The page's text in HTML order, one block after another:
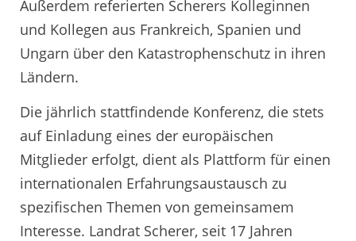
Außerdem referierten Scherers Kolleginnen
und Kollegen aus Frankreich, Spanien und
Ungarn über den Katastrophenschutz in ihren
Ländern.
Die jährlich stattfindende Konferenz, die stets
auf Einladung eines der europäischen
Mitglieder erfolgt, dient als Plattform für einen
internationalen Erfahrungsaustausch zu
spezifischen Themen von gemeinsamem
Interesse. Landrat Scherer, seit 17 Jahren